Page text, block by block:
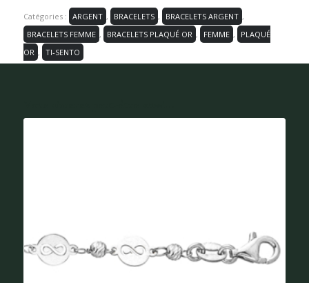
Catégories : ARGENT , BRACELETS , BRACELETS ARGENT ,
BRACELETS FEMME , BRACELETS PLAQUÉ OR , FEMME ,
PLAQUÉ
OR , TI-SENTO